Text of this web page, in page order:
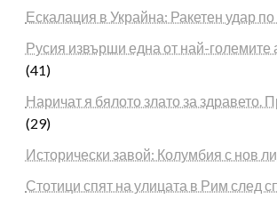
Ескалация в Украйна: Ракетен удар
Русия извърши една от най-големите
(41)
Наричат я бялото злато за здравето.
(29)
Исторически завой: Колумбия с нов
Стотици спят на улицата в Рим след